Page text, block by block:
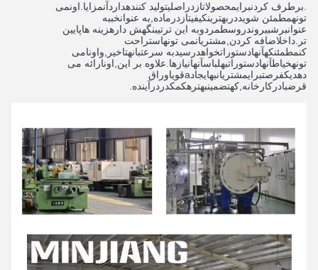
برطرف کردنبرایمحصولاتاز در اصلیتولید کنندهداردآنمزایا اونمی
تونهمطمئن شویددر بهترینکیفیتاز در ماده به عنوانخببه
عنوانبرشبیروندر وسطمردوبه این ترتیبنگهش دار هزینه هاپایین
تر داخلاضافه کردن مشتریانمی تونهاستراحت
کنمطمئنکهآنهادستوراتخواهدرسیدبه سرعتبانهتاخیر واونامی
تونهخياطآنهادستوراتبهلباسآنهانیازها علاوه بر این اونارائه می
دهدیکفرصتبرایمشتریانبهایجادaقویاوراق
قرضبادر کارخانه کهتضمینبهترهکمکدر در آینده